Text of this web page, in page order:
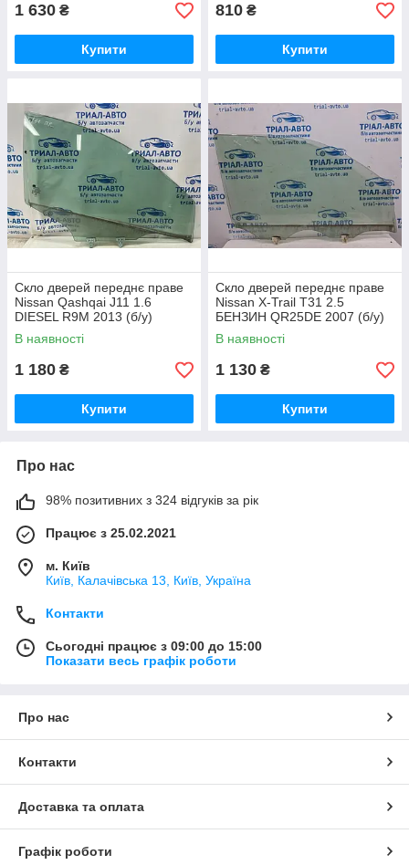
1 630 ₴
Купити
810 ₴
Купити
Скло дверей переднє праве
Nissan Qashqai J11 1.6
DIESEL R9M 2013 (б/у)
В наявності
1 180 ₴
Купити
Скло дверей переднє праве
Nissan X-Trail T31 2.5
БЕНЗИН QR25DE 2007 (б/у)
В наявності
1 130 ₴
Купити
Про нас
98% позитивних з 324 відгуків за рік
Працює з 25.02.2021
м. Київ
Київ, Калачівська 13, Київ, Україна
Контакти
Сьогодні працює з 09:00 до 15:00
Показати весь графік роботи
Про нас
Контакти
Доставка та оплата
Графік роботи